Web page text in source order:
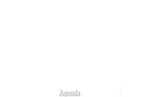
Agenda